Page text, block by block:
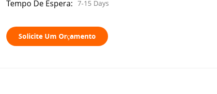
Tempo De Espera: 7-15 Days
Solicite Um Orçamento